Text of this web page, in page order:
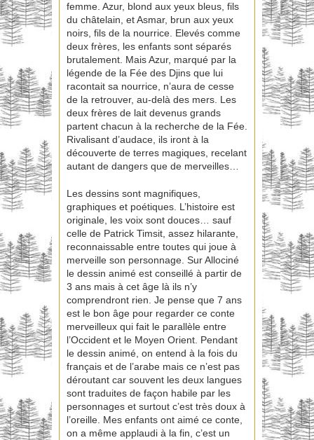
femme. Azur, blond aux yeux bleus, fils
du châtelain, et Asmar, brun aux yeux
noirs, fils de la nourrice. Elevés comme
deux frères, les enfants sont séparés
brutalement. Mais Azur, marqué par la
légende de la Fée des Djins que lui
racontait sa nourrice, n’aura de cesse
de la retrouver, au-delà des mers. Les
deux frères de lait devenus grands
partent chacun à la recherche de la Fée.
Rivalisant d’audace, ils iront à la
découverte de terres magiques, recelant
autant de dangers que de merveilles…
Les dessins sont magnifiques,
graphiques et poétiques. L’histoire est
originale, les voix sont douces… sauf
celle de Patrick Timsit, assez hilarante,
reconnaissable entre toutes qui joue à
merveille son personnage. Sur Allociné
le dessin animé est conseillé à partir de
3 ans mais à cet âge là ils n’y
comprendront rien. Je pense que 7 ans
est le bon âge pour regarder ce conte
merveilleux qui fait le parallèle entre
l’Occident et le Moyen Orient. Pendant
le dessin animé, on entend à la fois du
français et de l’arabe mais ce n’est pas
déroutant car souvent les deux langues
sont traduites de façon habile par les
personnages et surtout c’est très doux à
l’oreille. Mes enfants ont aimé ce conte,
on a même applaudi à la fin, c’est un